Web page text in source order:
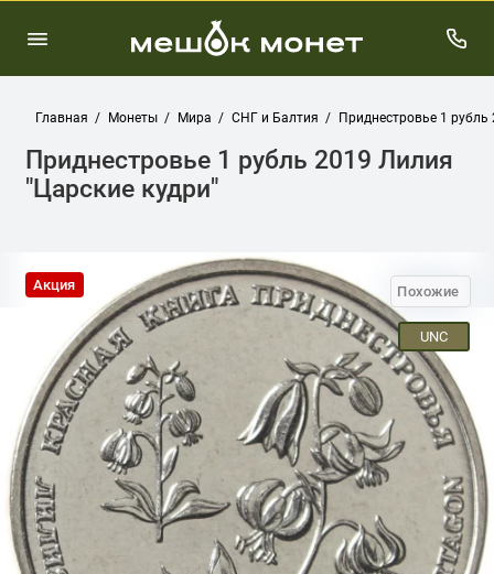
Главная Монеты Мира СНГ и Балтия Приднестровье 1
Приднестровье 1 рубль 2019 Лилия
"Царские кудри"
Похожие
UNC
Акция